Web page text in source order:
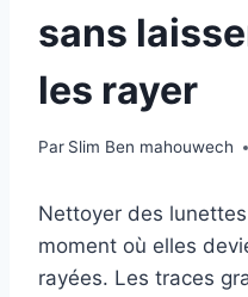
sans
les rayer
Par Slim Ben mahouwech
Nettoyer des
moment où elles
rayées. Les traces